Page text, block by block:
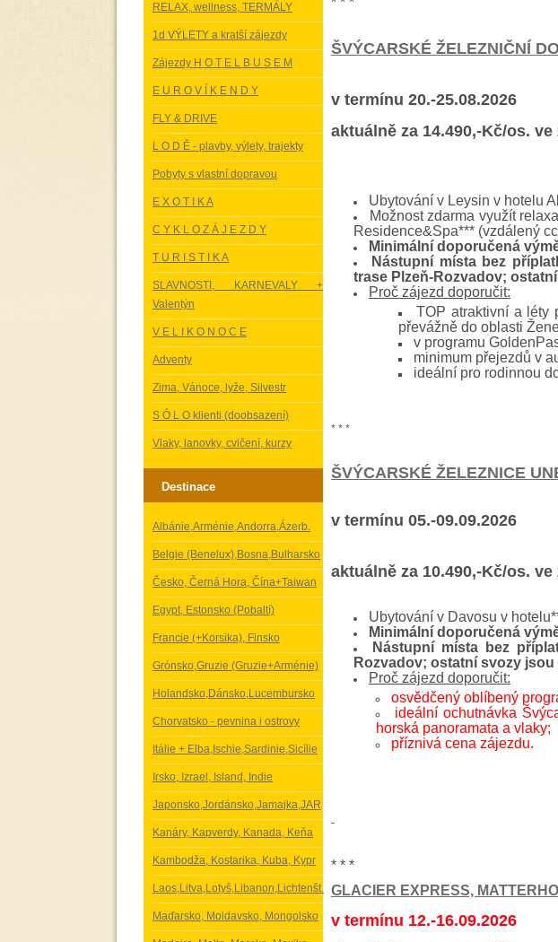
RELAX, wellness, TERMÁLY
1d VÝLETY a kratší zájezdy
Zájezdy H O T E L B U S E M
E U R O V Í K E N D Y
FLY & DRIVE
L O D Ě - plavby, výlety, trajekty
Pobyty s vlastní dopravou
E X O T I K A
C Y K L O Z Á J E Z D Y
T U R I S T I K A
SLAVNOSTI, KARNEVALY +
Valentýn
V E L I K O N O C E
Adventy
Zima, Vánoce, lyže, Silvestr
S Ó L O klienti (doobsazení)
Vlaky, lanovky, cvičení, kurzy
Destinace
Albánie,Arménie,Andorra,Ázerb.
Belgie (Benelux),Bosna,Bulharsko
Česko, Černá Hora, Čína+Taiwan
Egypt, Estonsko (Pobaltí)
Francie (+Korsika), Finsko
Grónsko,Gruzie (Gruzie+Arménie)
Holandsko,Dánsko,Lucembursko
Chorvatsko - pevnina i ostrovy
Itálie + Elba,Ischie,Sardinie,Sicílie
Irsko, Izrael, Island, Indie
Japonsko,Jordánsko,Jamajka,JAR
Kanáry, Kapverdy, Kanada, Keňa
Kambodža, Kostarika, Kuba, Kypr
Laos,Litva,Lotyš,Libanon,Lichtenšt.
Maďarsko, Moldavsko, Mongolsko
ŠVÝCARSKÉ ŽELEZNIČNÍ
v termínu 20.-25.08.2026
aktuálně za 14.490,-Kč/os.
Ubytování v Leysin v hotelu
Možnost zdarma využít
Residence&Spa*** (vzdálený
Minimální doporučená
Nástupní místa bez
trase Plzeň-Rozvadov;
Proč zájezd doporučit:
TOP atraktivní a léty
převážně do oblasti
v programu
minimum přejezdů v
ideální pro rodinnou
* * *
ŠVÝCARSKÉ ŽELEZNICE
v termínu 05.-09.09.2026
aktuálně za 10.490,-Kč/os.
Ubytování v Davosu v
Minimální doporučená
Nástupní místa bez
Rozvadov; ostatní svozy
Proč zájezd doporučit:
osvědčený oblíbený
ideální ochutnávka
horská panoramata a vlaky;
příznivá cena zájezdu.
* * *
GLACIER EXPRESS,
v termínu 12.-16.09.2026